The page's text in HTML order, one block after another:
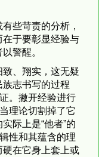
些苛责的分析，
于要彰显经验与
警醒。
、翔实，这无疑
志书写的过程
。撇开经验进行
理论切割掉了它
际上是“他者”的
性和其蕴含的理
在它身上套上或